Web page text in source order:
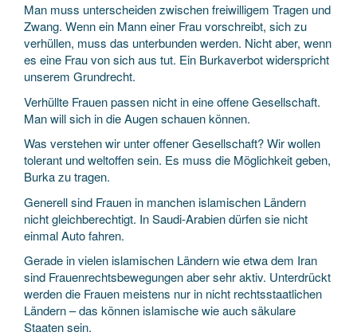
Man muss unterscheiden zwischen freiwilligem Tragen und
Zwang. Wenn ein Mann einer Frau vorschreibt, sich zu
verhüllen, muss das unterbunden werden. Nicht aber, wenn
es eine Frau von sich aus tut. Ein Burkaverbot widerspricht
unserem Grundrecht.
Verhüllte Frauen passen nicht in eine offene Gesellschaft.
Man will sich in die Augen schauen können.
Was verstehen wir unter offener Gesellschaft? Wir wollen
tolerant und weltoffen sein. Es muss die Möglichkeit geben,
Burka zu tragen.
Generell sind Frauen in manchen islamischen Ländern
nicht gleichberechtigt. In Saudi-Arabien dürfen sie nicht
einmal Auto fahren.
Gerade in vielen islamischen Ländern wie etwa dem Iran
sind Frauenrechtsbewegungen aber sehr aktiv. Unterdrückt
werden die Frauen meistens nur in nicht rechtsstaatlichen
Ländern – das können islamische wie auch säkulare
Staaten sein.